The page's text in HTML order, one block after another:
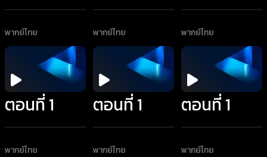
พากย์ไทย พากย์ไทย พากย์ไทย
ตอนที่ 1
พากย์ไทย
ตอนที่ 1
พากย์ไทย
ตอนที่ 1
พากย์ไทย